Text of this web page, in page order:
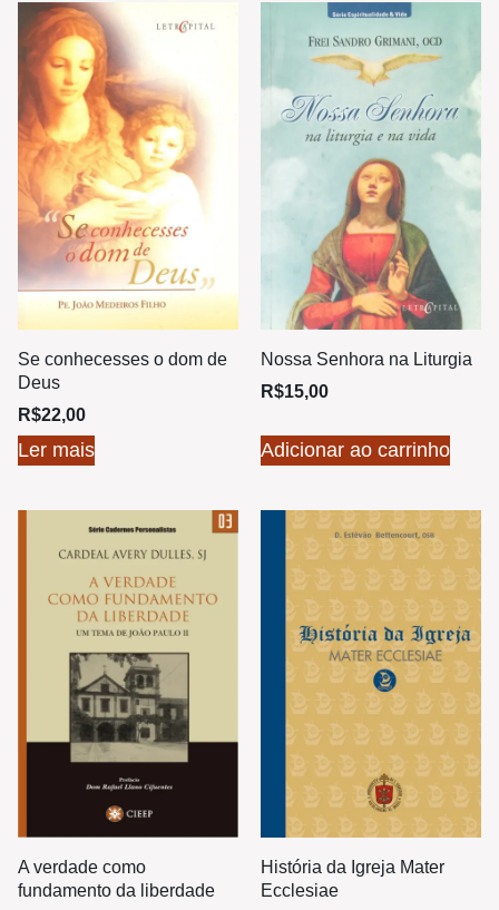
Se conhecesses o dom de
Deus
R$22,00
Ler mais
Nossa Senhora na Liturgia
R$15,00
Adicionar ao carrinho
A verdade como
fundamento da liberdade
História da Igreja Mater
Ecclesiae